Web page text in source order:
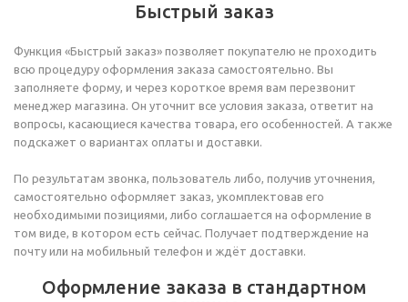
Быстрый заказ
Функция «Быстрый заказ» позволяет покупателю не проходить
всю процедуру оформления заказа самостоятельно. Вы
заполняете форму, и через короткое время вам перезвонит
менеджер магазина. Он уточнит все условия заказа, ответит на
вопросы, касающиеся качества товара, его особенностей. А также
подскажет о вариантах оплаты и доставки.
По результатам звонка, пользователь либо, получив уточнения,
самостоятельно оформляет заказ, укомплектовав его
необходимыми позициями, либо соглашается на оформление в
том виде, в котором есть сейчас. Получает подтверждение на
почту или на мобильный телефон и ждёт доставки.
Оформление заказа в стандартном